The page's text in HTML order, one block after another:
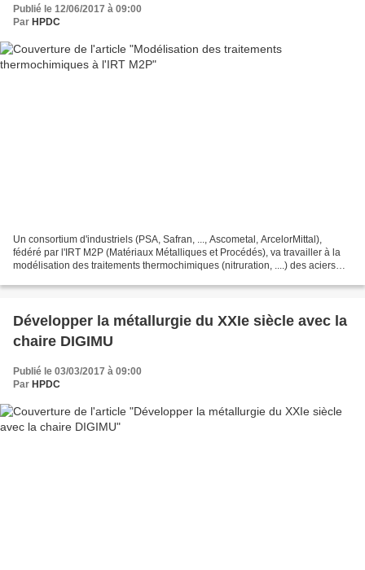
Publié le 12/06/2017 à 09:00
Par HPDC
Un consortium d'industriels (PSA, Safran, ..., Ascometal, ArcelorMittal),
fédéré par l'IRT M2P (Matériaux Métalliques et Procédés), va travailler à la
modélisation des traitements thermochimiques (nitruration, ....) des aciers
Développer la métallurgie du XXIe siècle avec la
chaire DIGIMU
Publié le 03/03/2017 à 09:00
Par HPDC